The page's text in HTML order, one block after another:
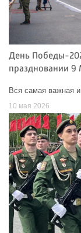
День Победы-
праздновании 9
Вся самая важная
10 мая 2026